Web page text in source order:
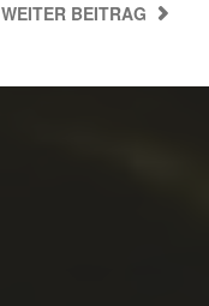
WEITER BEITRAG